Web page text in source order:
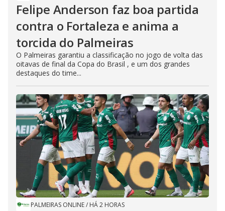
Felipe Anderson faz boa partida
contra o Fortaleza e anima a
torcida do Palmeiras
O Palmeiras garantiu a classificação no jogo de volta das
oitavas de final da Copa do Brasil , e um dos grandes
destaques do time...
PALMEIRAS ONLINE/ HÁ 2 HORAS